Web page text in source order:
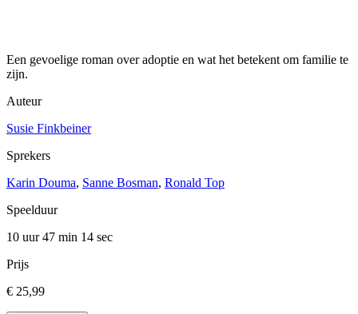
Een gevoelige roman over adoptie en wat het betekent om familie te
zijn.
Auteur
Susie Finkbeiner
Sprekers
Karin Douma, Sanne Bosman, Ronald Top
Speelduur
10 uur 47 min 14 sec
Prijs
€ 25,99